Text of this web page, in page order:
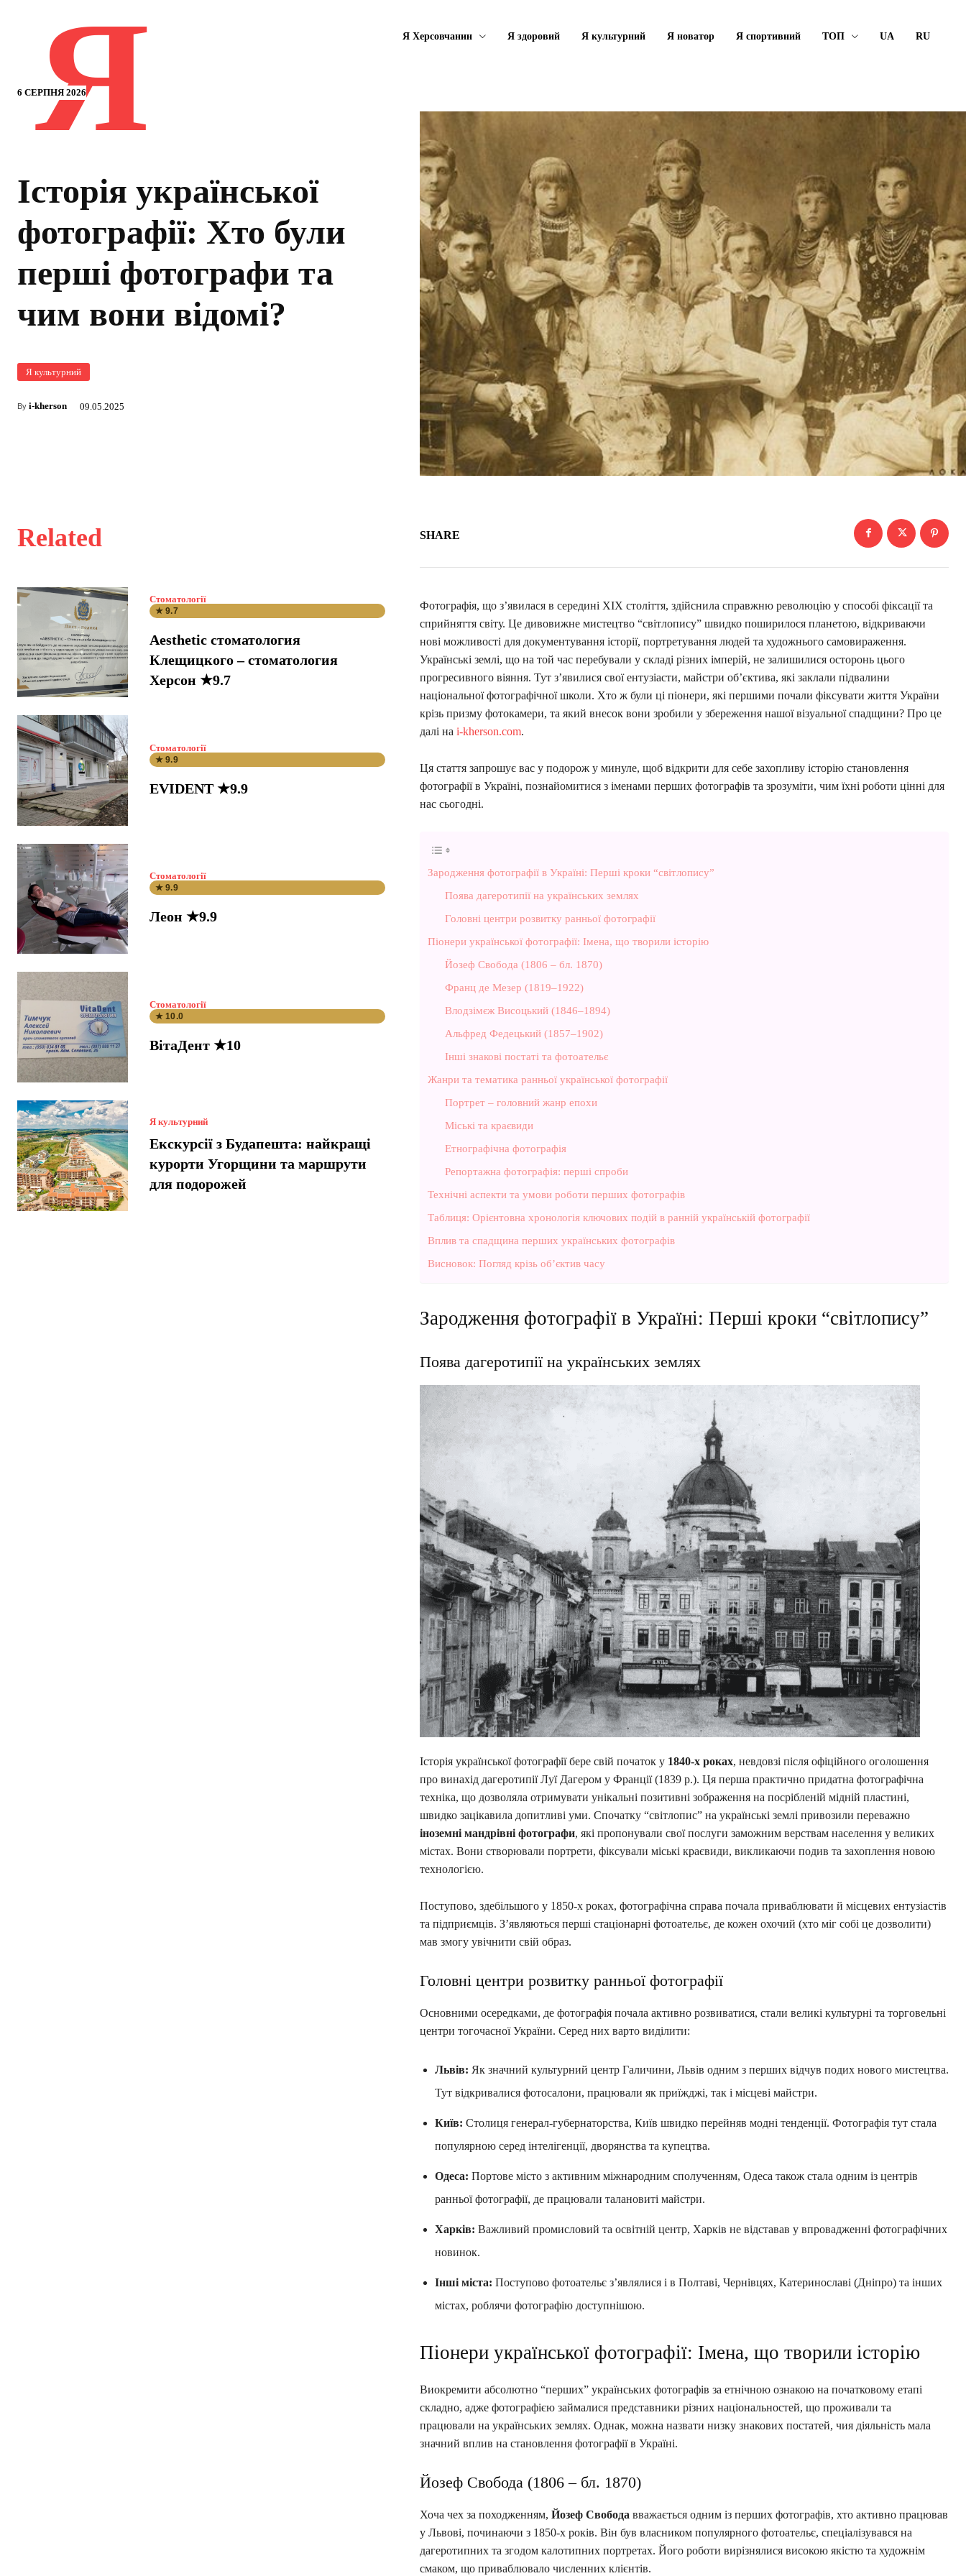
6 СЕРПНЯ 2026
Я Я Херсовчанин Я здоровий Я культурний Я новатор Я спортивний ТОП UA RU
Історія української
фотографії: Хто були
перші фотографи та
чим вони відомі?
Я культурний
By i-kherson 09.05.2025
Related
Стоматології
★ 9.7
Aesthetic стоматология
Клещицкого – стоматология
Херсон ★9.7
Стоматології
★ 9.9
EVIDENT ★9.9
Стоматології
★ 9.9
Леон ★9.9
Стоматології
★ 10.0
ВітаДент ★10
Я культурний
Екскурсії з Будапешта: найкращі
курорти Угорщини та маршрути
для подорожей
SHARE
Фотографія, що з’явилася в середині XIX століття, здійснила справжню революцію у способі фіксації та
сприйняття світу. Це дивовижне мистецтво “світлопису” швидко поширилося планетою, відкриваючи
нові можливості для документування історії, портретування людей та художнього самовираження.
Українські землі, що на той час перебували у складі різних імперій, не залишилися осторонь цього
прогресивного віяння. Тут з’явилися свої ентузіасти, майстри об’єктива, які заклали підвалини
національної фотографічної школи. Хто ж були ці піонери, які першими почали фіксувати життя України
крізь призму фотокамери, та який внесок вони зробили у збереження нашої візуальної спадщини? Про це
далі на i-kherson.com.
Ця стаття запрошує вас у подорож у минуле, щоб відкрити для себе захопливу історію становлення
фотографії в Україні, познайомитися з іменами перших фотографів та зрозуміти, чим їхні роботи цінні для
нас сьогодні.
Зародження фотографії в Україні: Перші кроки “світлопису”
Поява дагеротипії на українських землях
Головні центри розвитку ранньої фотографії
Піонери української фотографії: Імена, що творили історію
Йозеф Свобода (1806 – бл. 1870)
Франц де Мезер (1819–1922)
Влодзімєж Висоцький (1846–1894)
Альфред Федецький (1857–1902)
Інші знакові постаті та фотоательє
Жанри та тематика ранньої української фотографії
Портрет – головний жанр епохи
Міські та краєвиди
Етнографічна фотографія
Репортажна фотографія: перші спроби
Технічні аспекти та умови роботи перших фотографів
Таблиця: Орієнтовна хронологія ключових подій в ранній українській фотографії
Вплив та спадщина перших українських фотографів
Висновок: Погляд крізь об’єктив часу
Зародження фотографії в Україні: Перші кроки “світлопису”
Поява дагеротипії на українських землях
Історія української фотографії бере свій початок у 1840-х роках, невдовзі після офіційного оголошення
про винахід дагеротипії Луї Дагером у Франції (1839 р.). Ця перша практично придатна фотографічна
техніка, що дозволяла отримувати унікальні позитивні зображення на посрібленій мідній пластині,
швидко зацікавила допитливі уми. Спочатку “світлопис” на українські землі привозили переважно
іноземні мандрівні фотографи, які пропонували свої послуги заможним верствам населення у великих
містах. Вони створювали портрети, фіксували міські краєвиди, викликаючи подив та захоплення новою
технологією.
Поступово, здебільшого у 1850-х роках, фотографічна справа почала приваблювати й місцевих ентузіастів
та підприємців. З’являються перші стаціонарні фотоательє, де кожен охочий (хто міг собі це дозволити)
мав змогу увічнити свій образ.
Головні центри розвитку ранньої фотографії
Основними осередками, де фотографія почала активно розвиватися, стали великі культурні та торговельні
центри тогочасної України. Серед них варто виділити:
Львів: Як значний культурний центр Галичини, Львів одним з перших відчув подих нового мистецтва.
Тут відкривалися фотосалони, працювали як приїжджі, так і місцеві майстри.
Київ: Столиця генерал-губернаторства, Київ швидко перейняв модні тенденції. Фотографія тут стала
популярною серед інтелігенції, дворянства та купецтва.
Одеса: Портове місто з активним міжнародним сполученням, Одеса також стала одним із центрів
ранньої фотографії, де працювали талановиті майстри.
Харків: Важливий промисловий та освітній центр, Харків не відставав у впровадженні фотографічних
новинок.
Інші міста: Поступово фотоательє з’являлися і в Полтаві, Чернівцях, Катеринославі (Дніпро) та інших
містах, роблячи фотографію доступнішою.
Піонери української фотографії: Імена, що творили історію
Виокремити абсолютно “перших” українських фотографів за етнічною ознакою на початковому етапі
складно, адже фотографією займалися представники різних національностей, що проживали та
працювали на українських землях. Однак, можна назвати низку знакових постатей, чия діяльність мала
значний вплив на становлення фотографії в Україні.
Йозеф Свобода (1806 – бл. 1870)
Хоча чех за походженням, Йозеф Свобода вважається одним із перших фотографів, хто активно працював
у Львові, починаючи з 1850-х років. Він був власником популярного фотоательє, спеціалізувався на
дагеротипних та згодом калотипних портретах. Його роботи вирізнялися високою якістю та художнім
смаком, що приваблювало численних клієнтів.